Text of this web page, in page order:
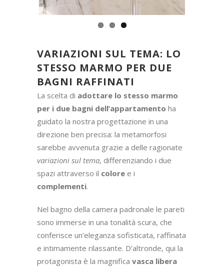
VARIAZIONI SUL TEMA: LO
STESSO MARMO PER DUE
BAGNI RAFFINATI
La scelta di
adottare lo stesso marmo
per i due bagni dell’appartamentoha
guidato la nostra progettazione in una
direzione ben precisa: la metamorfosi